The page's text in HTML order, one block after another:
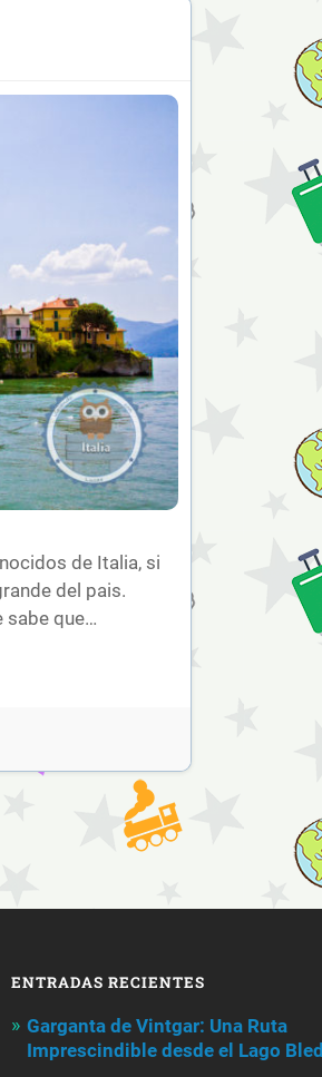
de Italia, si
del pais.
sabe que…
ENTRADAS RECIENTES
Garganta de Vintgar: Una Ruta
Imprescindible desde el Lago Bled